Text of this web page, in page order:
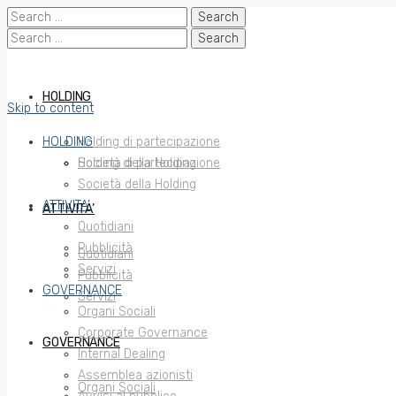
Search
for:
Search
HOLDING
Holding di partecipazione
Società della Holding
ATTIVITA’
Quotidiani
Pubblicità
Servizi
GOVERNANCE
Organi Sociali
Skip to content
HOLDING
Holding di partecipazione
Società della Holding
ATTIVITA’
Quotidiani
Pubblicità
Servizi
GOVERNANCE
Organi Sociali
Corporate Governance
Internal Dealing
Assemblea azionisti